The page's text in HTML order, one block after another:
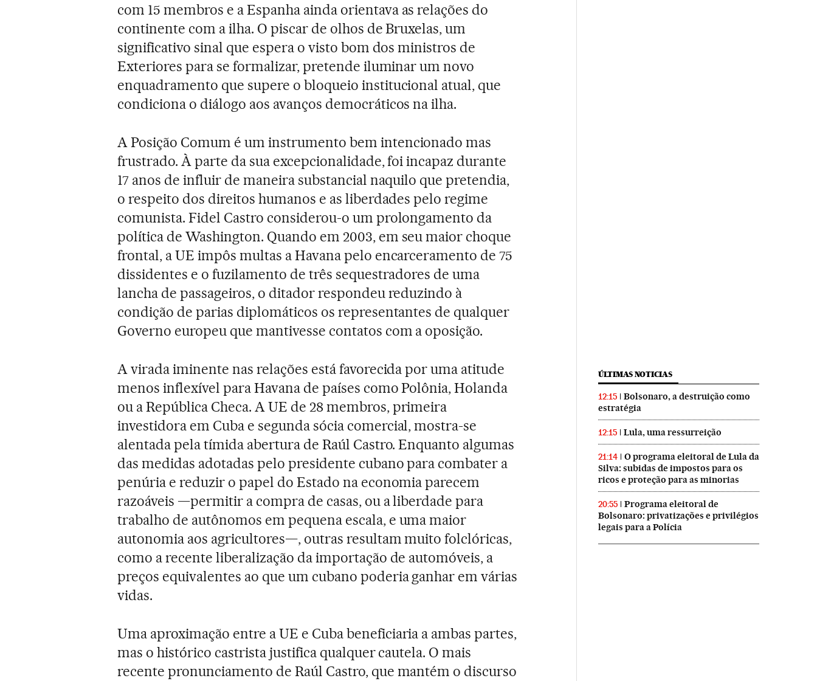
com 15 membros e a Espanha ainda orientava as relações do
continente com a ilha. O piscar de olhos de Bruxelas, um
significativo sinal que espera o visto bom dos ministros de
Exteriores para se formalizar, pretende iluminar um novo
enquadramento que supere o bloqueio institucional atual, que
condiciona o diálogo aos avanços democráticos na ilha.
A Posição Comum é um instrumento bem intencionado mas
frustrado. À parte da sua excepcionalidade, foi incapaz durante
17 anos de influir de maneira substancial naquilo que pretendia,
o respeito dos direitos humanos e as liberdades pelo regime
comunista. Fidel Castro considerou-o um prolongamento da
política de Washington. Quando em 2003, em seu maior choque
frontal, a UE impôs multas a Havana pelo encarceramento de 75
dissidentes e o fuzilamento de três sequestradores de uma
lancha de passageiros, o ditador respondeu reduzindo à
condição de parias diplomáticos os representantes de qualquer
Governo europeu que mantivesse contatos com a oposição.
A virada iminente nas relações está favorecida por uma atitude
menos inflexível para Havana de países como Polônia, Holanda
ou a República Checa. A UE de 28 membros, primeira
investidora em Cuba e segunda sócia comercial, mostra-se
alentada pela tímida abertura de Raúl Castro. Enquanto algumas
das medidas adotadas pelo presidente cubano para combater a
penúria e reduzir o papel do Estado na economia parecem
razoáveis —permitir a compra de casas, ou a liberdade para
trabalho de autônomos em pequena escala, e uma maior
autonomia aos agricultores—, outras resultam muito folclóricas,
como a recente liberalização da importação de automóveis, a
preços equivalentes ao que um cubano poderia ganhar em várias
vidas.
Uma aproximação entre a UE e Cuba beneficiaria a ambas partes,
mas o histórico castrista justifica qualquer cautela. O mais
recente pronunciamento de Raúl Castro, que mantém o discurso
ÚLTIMAS NOTICIAS
12:15
Bolsonaro, a destruição como
estratégia
12:15 Lula, uma ressurreição
21:14
O programa eleitoral de Lula da
Silva: subidas de impostos para os
ricos e proteção para as minorias
20:55
Programa eleitoral de
Bolsonaro: privatizações e privilégios
legais para a Polícia